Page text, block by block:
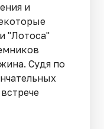
и
"Лотоса"
Судя по